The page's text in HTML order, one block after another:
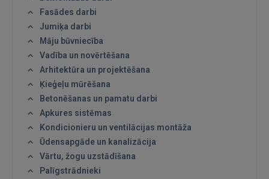
Fasādes darbi
Jumiķa darbi
Māju būvniecība
Vadība un novērtēšana
Arhitektūra un projektēšana
Ķieģeļu mūrēšana
Betonēšanas un pamatu darbi
Apkures sistēmas
Kondicionieru un ventilācijas montāža
Ūdensapgāde un kanalizācija
Vārtu, žogu uzstādīšana
Palīgstrādnieki